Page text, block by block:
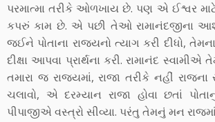
પરમાત્મા તરીકે ઓળખાય છે. પણ એ ઈશ્વર
કપરું કામ છે. એ પછી તેઓ રામાનંદજીના
જઈને પોતાના રાજ્યનો ત્યાગ કરી દીધો,
દીક્ષા આપવા પ્રાર્થના કરી. રામાનંદ
તમારા જ રાજ્યમાં, રાજા તરીકે નહીં રાજના
ચલાવો, એ દરમ્યાન રાજા હોવા છતાં
પીપાજીએ વસ્ત્રો સીવ્યા. પરંતુ તેમનું મન